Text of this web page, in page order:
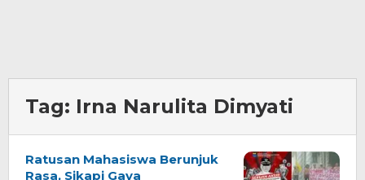
Tag: Irna Narulita Dimyati
Ratusan Mahasiswa Berunjuk
Rasa, Sikapi Gaya